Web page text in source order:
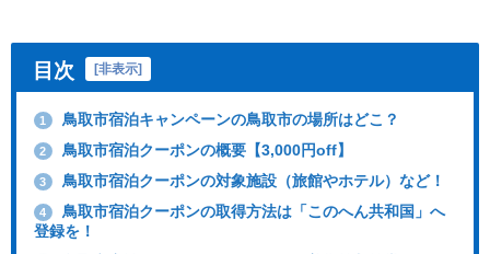
目次 [非表示]
1 鳥取市宿泊キャンペーンの鳥取市の場所はどこ？
2 鳥取市宿泊クーポンの概要【3,000円off】
3 鳥取市宿泊クーポンの対象施設（旅館やホテル）など！
4
鳥取市宿泊クーポンの取得方法は「このへん共和国」へ
登録を！